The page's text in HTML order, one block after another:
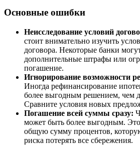
Основные ошибки
Неисследование условий
стоит внимательно изучить
договора. Некоторые банки
дополнительные штрафы или
погашение.
Игнорирование возможности
Иногда рефинансирование
более выгодным решением, чем
Сравните условия новых
Погашение всей суммы сразу:
может быть более выгодным.
общую сумму процентов,
риска потерять все сбережения.